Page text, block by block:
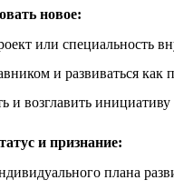
новое:
или специальность
и развиваться как
и возглавить
и признание:
плана